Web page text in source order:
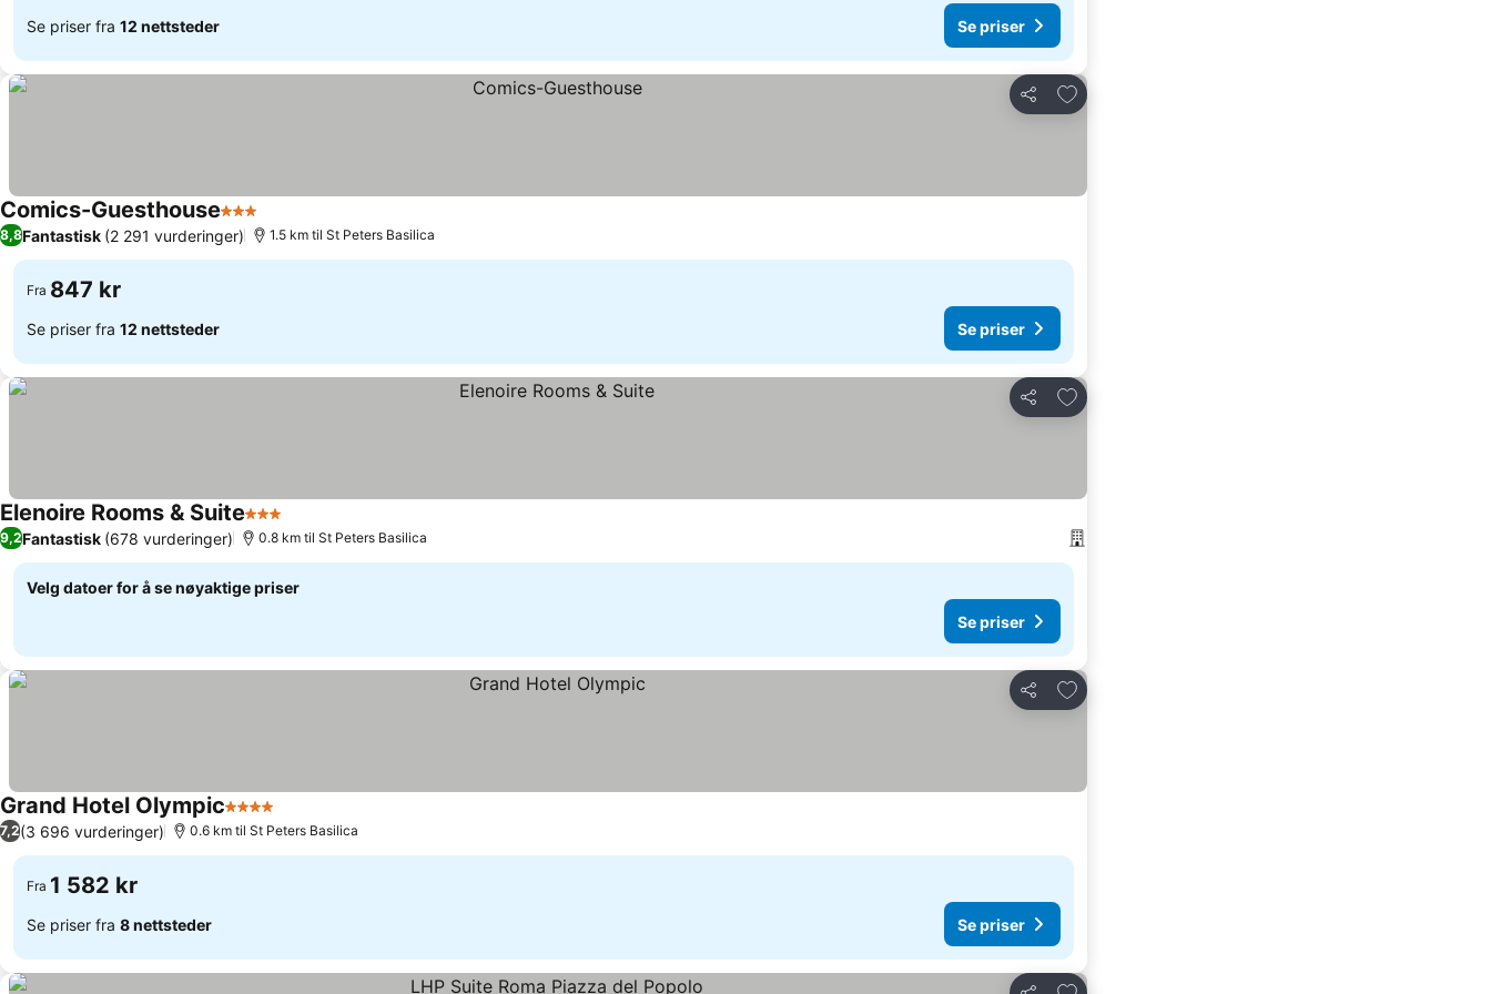
Se priser fra 12 nettsteder Se priser
Del
Legg til i favoritter
Comics-Guesthouse3 StjernerSe priser
8,8Fantastisk (2 291 vurderinger) 1.5 km til St Peters Basilica
Fra 847 kr
Se priser fra 12 nettsteder Se priser
Del
Legg til i favoritter
Elenoire Rooms & Suite3 Stjerner
9,2Fantastisk (678 vurderinger) 0.8 km til St Peters Basilica
Velg datoer for å se nøyaktige priser
Se priser
Del
Legg til i favoritter
Grand Hotel Olympic4 Stjerner
7,2(3 696 vurderinger) 0.6 km til St Peters Basilica
Fra 1 582 kr
Se priser fra 8 nettsteder Se priser
Legg til i favoritter